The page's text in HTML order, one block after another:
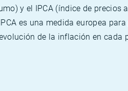
y el IPCA (índice de precios
es una medida europea
de la inflación en cada